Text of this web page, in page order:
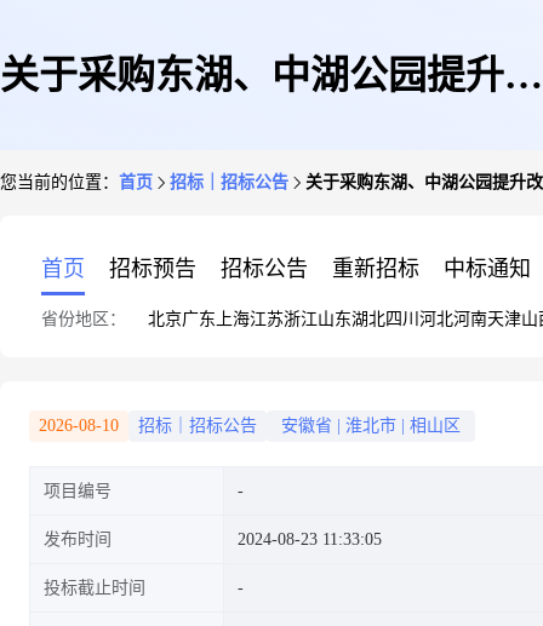
关于采购东湖、中湖公园提升改
您当前的位置： 首页 招标｜招标公告 关于采购东湖、中湖公园提升
首页 招标预告 招标公告 重新招标 中标通知
省份地区： 北京广东 上海江苏浙江山东湖北四川 河北河南天津山
2026-08-10 招标｜招标公告 安徽省 淮北市 相山区
项目编号
发布时间 2024-08-23 11:33:05
投标截止时间